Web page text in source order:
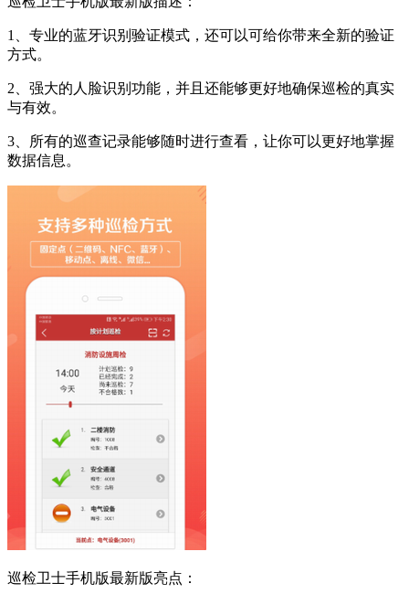
1、专业的蓝牙识别验证模式，还可以可给你带来全新的验证
方式。
2、强大的人脸识别功能，并且还能够更好地确保巡检的真实
与有效。
3、所有的巡查记录能够随时进行查看，让你可以更好地掌握
数据信息。
巡检卫士手机版最新版亮点：